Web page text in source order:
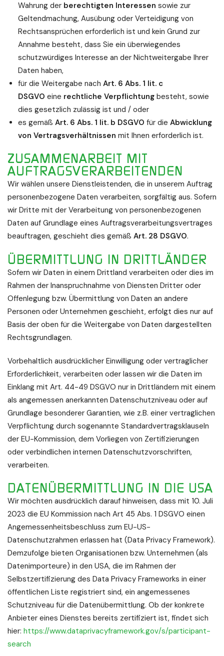
Wahrung der berechtigten Interessen sowie zur
Geltendmachung, Ausübung oder Verteidigung von
Rechtsansprüchen erforderlich ist und kein Grund zur
Annahme besteht, dass Sie ein überwiegendes
schutzwürdiges Interesse an der Nichtweitergabe Ihrer
Daten haben,
für die Weitergabe nachArt. 6 Abs. 1 lit. c
DSGVO eine rechtliche Verpflichtung besteht, sowie
dies gesetzlich zulässig ist und / oder
es gemäßArt. 6 Abs. 1 lit. b DSGVO für dieAbwicklung
von Vertragsverhältnissen mit Ihnen erforderlich ist.
ZUSAMMENARBEIT MIT
AUFTRAGSVERARBEITENDEN
Wir wählen unsere Dienstleistenden, die in unserem Auftrag
personenbezogene Daten verarbeiten, sorgfältig aus. Sofern
wir Dritte mit der Verarbeitung von personenbezogenen
Daten auf Grundlage eines Auftragsverarbeitungsvertrages
beauftragen, geschieht dies gemäß Art. 28 DSGVO.
ÜBERMITTLUNG IN DRITTLÄNDER
Sofern wir Daten in einem Drittland verarbeiten oder dies im
Rahmen der Inanspruchnahme von Diensten Dritter oder
Offenlegung bzw. Übermittlung von Daten an andere
Personen oder Unternehmen geschieht, erfolgt dies nur auf
Basis der oben für die Weitergabe von Daten dargestellten
Rechtsgrundlagen.
Vorbehaltlich ausdrücklicher Einwilligung oder vertraglicher
Erforderlichkeit, verarbeiten oder lassen wir die Daten im
Einklang mit Art. 44-49 DSGVO nur in Drittländern mit einem
als angemessen anerkannten Datenschutzniveau oder auf
Grundlage besonderer Garantien, wie z.B. einer vertraglichen
Verpflichtung durch sogenannte Standardvertragsklauseln
der EU-Kommission, dem Vorliegen von Zertifizierungen
oder verbindlichen internen Datenschutzvorschriften,
verarbeiten.
DATENÜBERMITTLUNG IN DIE USA
Wir möchten ausdrücklich darauf hinweisen, dass mit 10. Juli
2023 die EU Kommission nach Art 45 Abs. 1 DSGVO einen
Angemessenheitsbeschluss zum EU-US-
Datenschutzrahmen erlassen hat (Data Privacy Framework).
Demzufolge bieten Organisationen bzw. Unternehmen (als
Datenimporteure) in den USA, die im Rahmen der
Selbstzertifizierung des Data Privacy Frameworks in einer
öffentlichen Liste registriert sind, ein angemessenes
Schutzniveau für die Datenübermittlung. Ob der konkrete
Anbieter eines Dienstes bereits zertifiziert ist, findet sich
hier: https://www.dataprivacyframework.gov/s/participant-
search